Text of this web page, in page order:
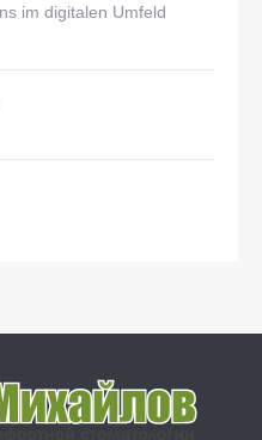
im digitalen Umfeld